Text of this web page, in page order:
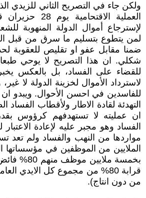
ولكن جاء في التصريح الثاني للزيدي
العملية
لإسترجاع أموال الدولة المنهوبة
لمن يتطوع بتسليم ما سرق من قبل
ضمنا مقابل عفو او تقليص للعقوبة
شكلي. ان هذا التصريح لا يوحي
للقضاء على الفساد، بل بالعكس
لاسترداد الأموال لخزينة الدولة لا غير،
للفاسدين في احسن الأحوال. ويبدو ان
التهدئة لقادة الاطار ولأقطاب الفساد
ان عمليته لا تستهدفهم كرؤوس
الفساد وهو مجبر عليه لإعادة
مواردها من النهب والفساد ولم تعد
الملايين من الموظفين في مؤسساتها
بخمسة ملايين
قرابة 80% من مجموع كل الايدي
من دون انتاج).